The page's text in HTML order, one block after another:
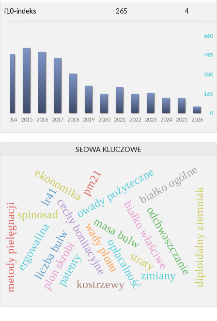
i10-indeks 265 4
0
660
330
165
495
2014 2015 2016 2017 2018 2019 2020 2021 2022 2023 2024 2025 2026
SŁOWA KLUCZOWE
cechy bonitacyjnebiałko właściwe
owady pożyteczne
spinosad
plon skrobiwady plonu
liczba bulw masa bulw
białko ogólne
odchwaszczanie
opłacalność
ekonomika
diploidalny ziemniak
ergowalina
kostrzewy
metody pielęgnacji
lr41 pm21
patenty zmiany
straty